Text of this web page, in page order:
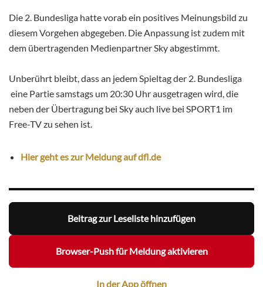
Die 2. Bundesliga hatte vorab ein positives Meinungsbild zu
diesem Vorgehen abgegeben. Die Anpassung ist zudem mit
dem übertragenden Medienpartner Sky abgestimmt.
Unberührt bleibt, dass an jedem Spieltag der 2. Bundesliga
eine Partie samstags um 20:30 Uhr ausgetragen wird, die
neben der Übertragung bei Sky auch live bei SPORT1 im
Free-TV zu sehen ist.
Hier geht es zur Meldung auf dfl.de
Beitrag zur Leseliste hinzufügen
Browser-Push für Meldung aktivieren
In der App öffnen